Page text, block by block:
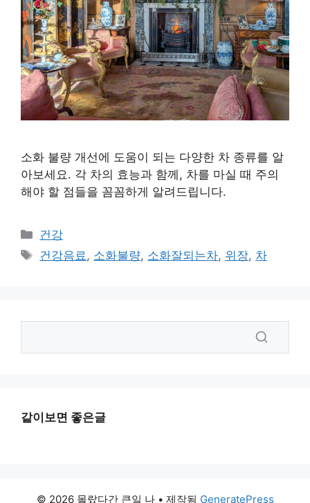
소화 불량 개선에 도움이 되는 다양한 차 종류를 알
아보세요. 각 차의 효능과 함께, 차를 마실 때 주의
해야 할 점들을 꼼꼼하게 알려드립니다.
카
테
건강
태
건강음료 , 소화불량, 소화잘되는차, 위장, 차
같이보면 좋은글
© 2026 몰랐다간 큰일 나• 제작됨 GeneratePress